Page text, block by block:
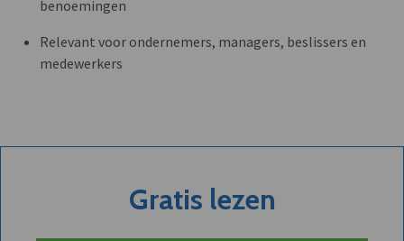
benoemingen
Relevant voor ondernemers, managers, beslissers en
medewerkers
Gratis lezen